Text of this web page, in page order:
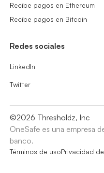
Recibe pagos en Ethereum
Recibe pagos en Bitcoin
Redes sociales
LinkedIn
Twitter
©2026 Thresholdz, Inc
OneSafe es una empresa
banco.
Términos de usoPrivacidad